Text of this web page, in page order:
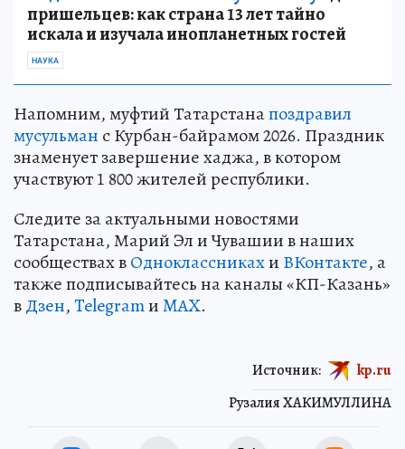
пришельцев: как страна 13 лет тайно
искала и изучала инопланетных гостей
НАУКА
Напомним, муфтий Татарстанапоздравил
мусульман с Курбан-байрамом 2026. Праздник
знаменует завершение хаджа, в котором
участвуют 1 800 жителей республики.
Следите за актуальными новостями
Татарстана, Марий Эл и Чувашии в наших
сообществах вОдноклассникахи ВКонтакте, а
также подписывайтесь на каналы «КП-Казань»
вДзен,TelegramиMAX.
Рузалия ХАКИМУЛЛИНА
Источник: kp.ru